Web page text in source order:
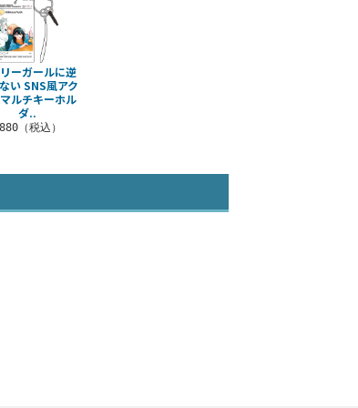
ーガールに逆
い SNS風アク
ルチキーホル
ダ..
（税込）